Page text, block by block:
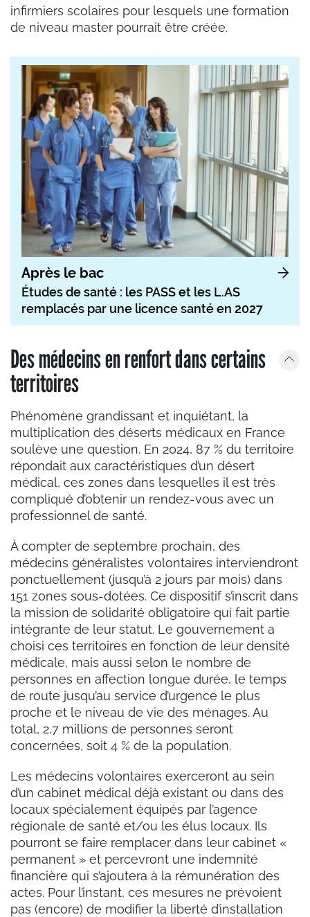
infirmiers scolaires pour lesquels une formation
de niveau master pourrait être créée.
Après le bac
Études de santé : les PASS et les L.AS
remplacés par une licence santé en 2027
Des médecins en renfort dans certains
territoires
Phénomène grandissant et inquiétant, la
multiplication des déserts médicaux en France
soulève une question. En 2024, 87 % du territoire
répondait aux caractéristiques d’un désert
médical, ces zones dans lesquelles il est très
compliqué d’obtenir un rendez-vous avec un
professionnel de santé.
À compter de septembre prochain, des
médecins généralistes volontaires interviendront
ponctuellement (jusqu’à 2 jours par mois) dans
151 zones sous-dotées. Ce dispositif s’inscrit dans
la mission de solidarité obligatoire qui fait partie
intégrante de leur statut. Le gouvernement a
choisi ces territoires en fonction de leur densité
médicale, mais aussi selon le nombre de
personnes en affection longue durée, le temps
de route jusqu’au service d’urgence le plus
proche et le niveau de vie des ménages. Au
total, 2,7 millions de personnes seront
concernées, soit 4 % de la population.
Les médecins volontaires exerceront au sein
d’un cabinet médical déjà existant ou dans des
locaux spécialement équipés par l’agence
régionale de santé et/ou les élus locaux. Ils
pourront se faire remplacer dans leur cabinet «
permanent » et percevront une indemnité
financière qui s’ajoutera à la rémunération des
actes. Pour l’instant, ces mesures ne prévoient
pas (encore) de modifier la liberté d’installation